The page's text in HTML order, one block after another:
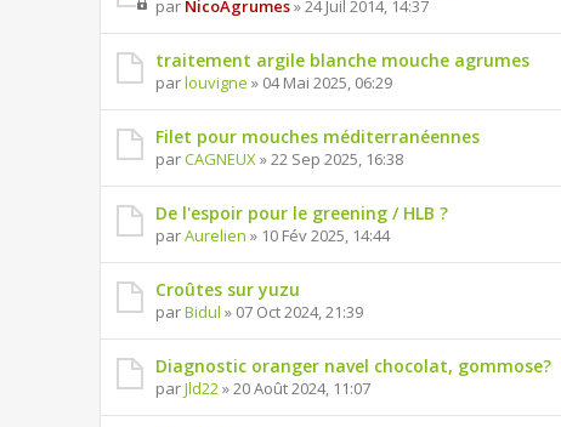
par NicoAgrumes» 24 Juil 2014, 14:37
traitement argile blanche mouche agrumes
parlouvigne » 04 Mai 2025, 06:29
Filet pour mouches méditerranéennes
parCAGNEUX» 22 Sep 2025, 16:38
De l'espoir pour le greening / HLB ?
parAurelien » 10 Fév 2025, 14:44
Croûtes sur yuzu
parBidul » 07 Oct 2024, 21:39
Diagnostic oranger navel chocolat, gommose?
parJld22» 20 Août 2024, 11:07